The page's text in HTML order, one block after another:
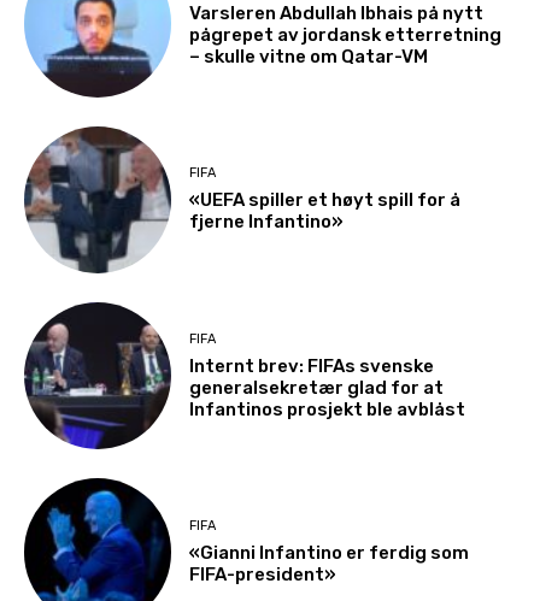
Varsleren Abdullah Ibhais på nytt
pågrepet av jordansk etterretning
– skulle vitne om Qatar-VM
FIFA
«UEFA spiller et høyt spill for å
fjerne Infantino»
FIFA
Internt brev: FIFAs svenske
generalsekretær glad for at
Infantinos prosjekt ble avblåst
FIFA
«Gianni Infantino er ferdig som
FIFA-president»